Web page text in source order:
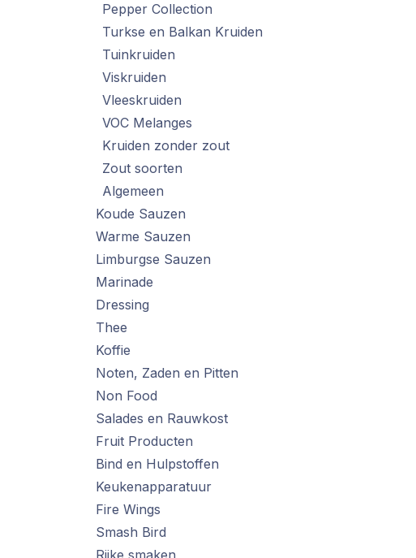
Pepper Collection
Turkse en Balkan Kruiden
Tuinkruiden
Viskruiden
Vleeskruiden
VOC Melanges
Kruiden zonder zout
Zout soorten
Algemeen
Koude Sauzen
Warme Sauzen
Limburgse Sauzen
Marinade
Dressing
Thee
Koffie
Noten, Zaden en Pitten
Non Food
Salades en Rauwkost
Fruit Producten
Bind en Hulpstoffen
Keukenapparatuur
Fire Wings
Smash Bird
Rijke smaken